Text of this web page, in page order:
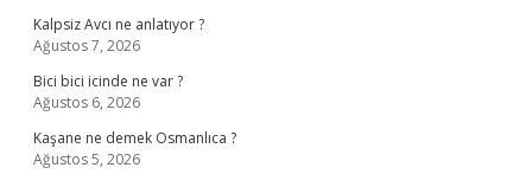
Kalpsiz Avcı ne anlatıyor ?
Ağustos 7, 2026
Bici bici icinde ne var ?
Ağustos 6, 2026
Kaşane ne demek Osmanlıca ?
Ağustos 5, 2026